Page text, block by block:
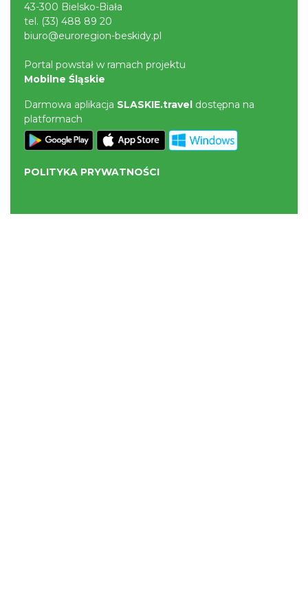
43-300 Bielsko-Biała
tel. (33) 488 89 20
biuro@euroregion-beskidy.pl
Portal powstał w ramach projektu
Mobilne Śląskie
Darmowa aplikacja SLASKIE.travel dostępna na
platformach
POLITYKA PRYWATNOŚCI